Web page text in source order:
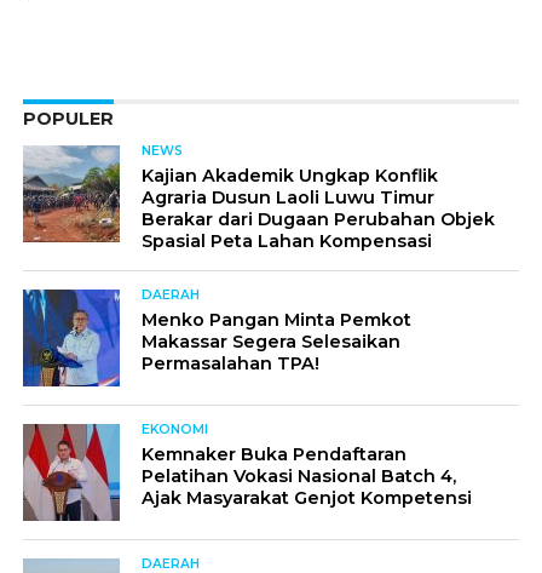
POPULER
NEWS
Kajian Akademik Ungkap Konflik
Agraria Dusun Laoli Luwu Timur
Berakar dari Dugaan Perubahan Objek
Spasial Peta Lahan Kompensasi
DAERAH
Menko Pangan Minta Pemkot
Makassar Segera Selesaikan
Permasalahan TPA!
EKONOMI
Kemnaker Buka Pendaftaran
Pelatihan Vokasi Nasional Batch 4,
Ajak Masyarakat Genjot Kompetensi
DAERAH